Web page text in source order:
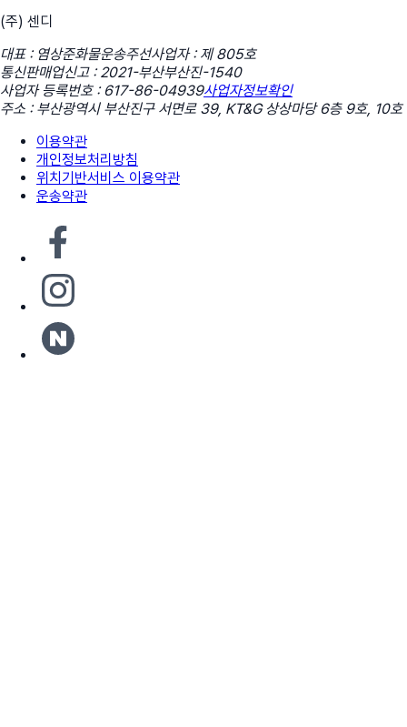
(주) 센디
대표 : 염상준화물운송주선사업자 : 제 805호
통신판매업신고 : 2021-부산부산진-1540
사업자 등록번호 : 617-86-04939사업자정보확인
주소 : 부산광역시 부산진구 서면로 39, KT&G 상상마당 6층 9호, 10호
이용약관
개인정보처리방침
위치기반서비스 이용약관
운송약관